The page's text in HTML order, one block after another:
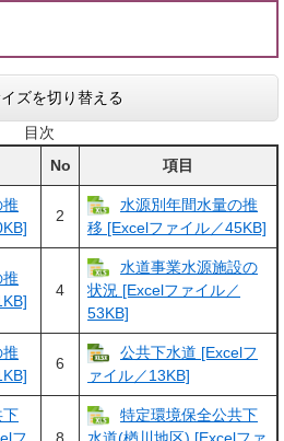
ズを切り替える
目次
No 項目
推
2
水源別年間水量の推
移 [Excelファイル／45KB]
4
水道事業水源施設の
状況 [Excelファイル／
53KB]
6
公共下水道 [Excelフ
ァイル／13KB]
下
特定環境保全公共下